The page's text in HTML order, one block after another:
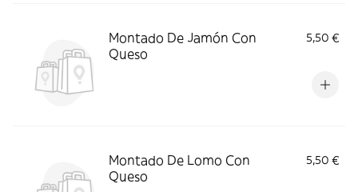
Montado De Jamón Con
Queso
5,50 €
Montado De Lomo Con
Queso
5,50 €